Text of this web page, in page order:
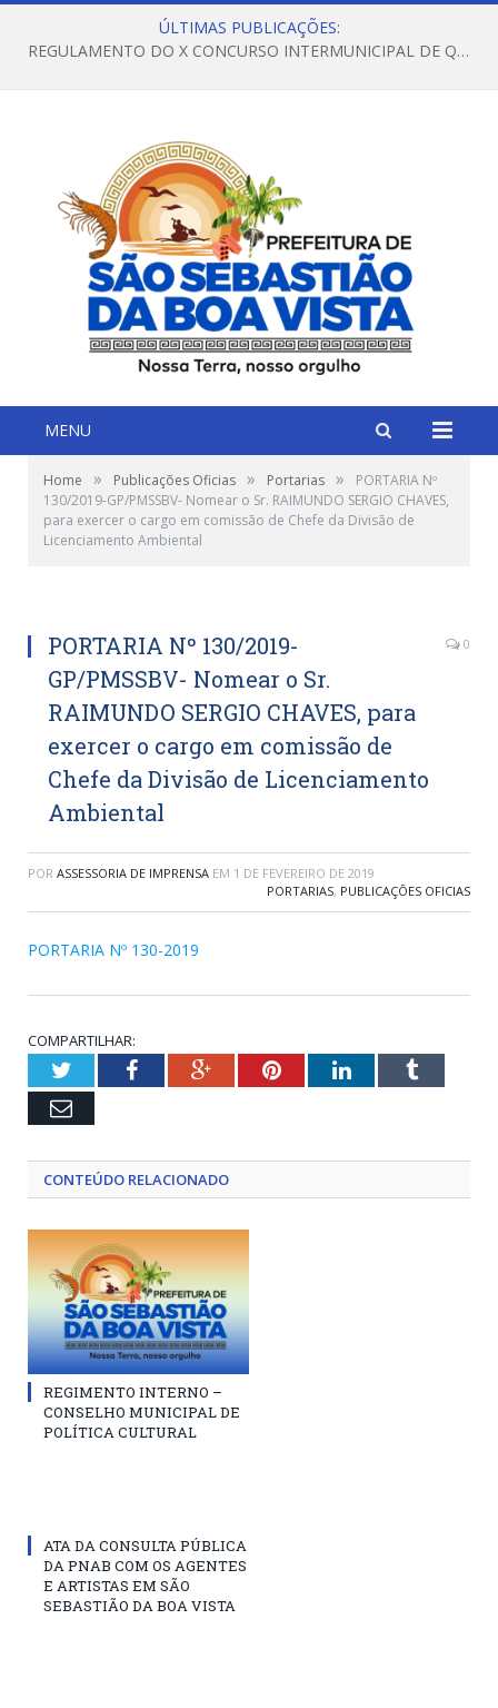
ÚLTIMAS PUBLICAÇÕES:
REGULAMENTO DO X CONCURSO INTERMUNICIPAL DE QUADRILHAS JUNINAS – 2026 – ARRAIÁ DA VENEZA
MENU
Home » Publicações Oficias » Portarias »
PORTARIA Nº
130/2019-GP/PMSSBV- Nomear o Sr. RAIMUNDO SERGIO CHAVES,
para exercer o cargo em comissão de Chefe da Divisão de
Licenciamento Ambiental
PORTARIA Nº 130/2019-
GP/PMSSBV- Nomear o Sr.
RAIMUNDO SERGIO CHAVES, para
exercer o cargo em comissão de
Chefe da Divisão de Licenciamento
Ambiental
0
POR ASSESSORIA DE IMPRENSA EM 1 DE FEVEREIRO DE 2019
PORTARIAS, PUBLICAÇÕES OFICIAS
PORTARIA Nº 130-2019
COMPARTILHAR:
TwitterFacebookGoogle+PinterestLinkedInTumblr
Email
CONTEÚDO RELACIONADO
REGIMENTO INTERNO –
CONSELHO MUNICIPAL DE
POLÍTICA CULTURAL
ATA DA CONSULTA PÚBLICA
DA PNAB COM OS AGENTES
E ARTISTAS EM SÃO
SEBASTIÃO DA BOA VISTA